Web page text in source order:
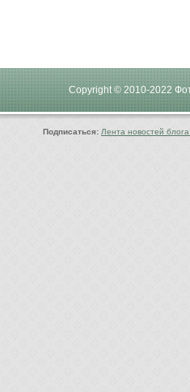
Copyright © 2010-2022
Подписаться: Лента новостей